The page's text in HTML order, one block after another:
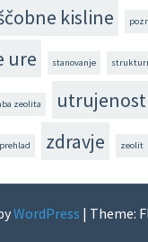
kisline
ure stanovanje
zeolita utrujenost
zdravje zeolit
WordPress | Theme: